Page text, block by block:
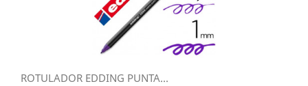
ROTULADOR EDDING PUNTA...